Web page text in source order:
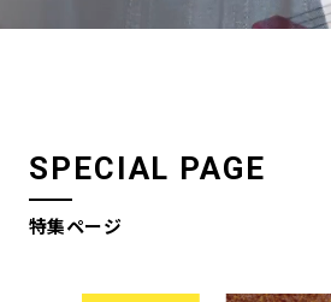
SPECIAL PAGE
特集ページ